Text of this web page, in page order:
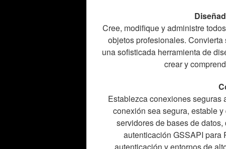
Cree, modifique y administre
objetos profesionales.
una sofisticada herramienta de
crear y
Establezca conexiones seguras
conexión sea segura, estable
servidores de bases de
autenticación GSSAPI para
autenticación y entornos de